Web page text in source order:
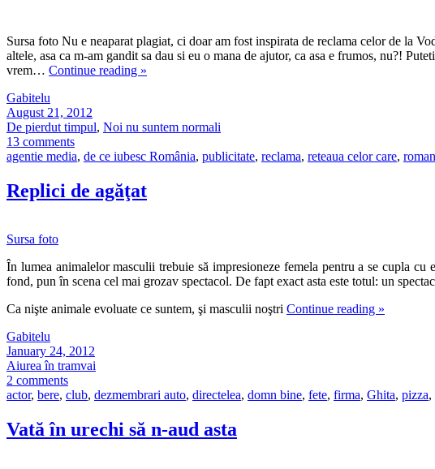
Sursa foto Nu e neaparat plagiat, ci doar am fost inspirata de reclama celor de la
altele, asa ca m-am gandit sa dau si eu o mana de ajutor, ca asa e frumos, nu?!
vrem… Continue reading »
Gabitelu
August 21, 2012
De pierdut timpul, Noi nu suntem normali
13 comments
agentie media, de ce iubesc România, publicitate, reclama, reteaua celor care, roman
Replici de agăţat
Sursa foto
În lumea animalelor masculii trebuie să impresioneze femela pentru a se cupla
fond, pun în scena cel mai grozav spectacol. De fapt exact asta este totul: un
Ca nişte animale evoluate ce suntem, şi masculii noştri Continue reading »
Gabitelu
January 24, 2012
Aiurea în tramvai
2 comments
actor, bere, club, dezmembrari auto, directelea, domn bine, fete, firma, Ghita, pizza,
Vată în urechi să n-aud asta